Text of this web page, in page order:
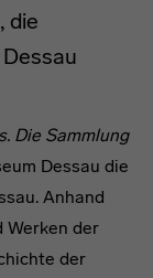
die
Die Sammlung
Dessau die
Anhand
Werken der
der